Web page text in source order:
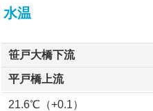
水温
笹戸大橋下流
平戸橋上流
21.6℃（+0.1）